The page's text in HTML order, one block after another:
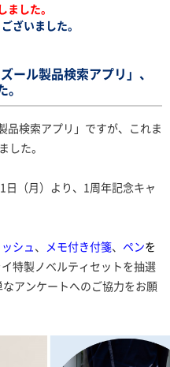
した。
ざいました。
ール製品検索アプリ」、
品検索アプリ」ですが、これま
した。
（月）より、1周年記念キャ
シュ、 メモ付き付箋、 ペンを
特製ノベルティセットを抽選
アンケートへのご協力をお願